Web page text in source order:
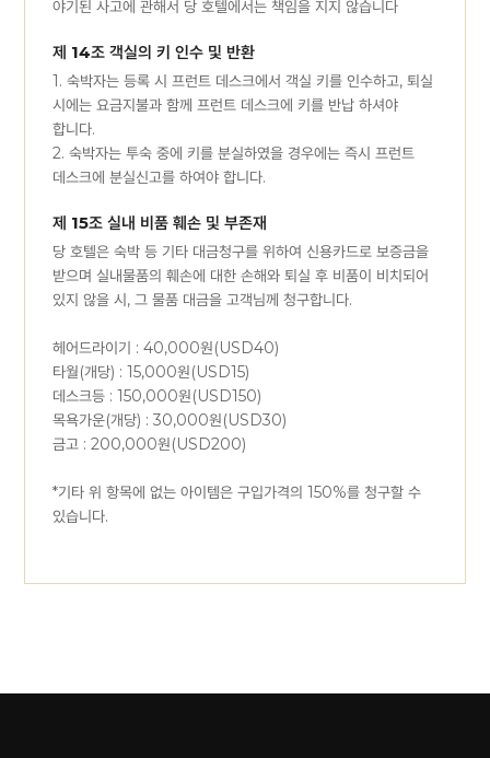
야기된 사고에 관해서 당 호텔에서는 책임을 지지 않습니다
제 14조 객실의 키 인수 및 반환
1. 숙박자는 등록 시 프런트 데스크에서 객실 키를 인수하고, 퇴실
시에는 요금지불과 함께 프런트 데스크에 키를 반납 하셔야
합니다.
2. 숙박자는 투숙 중에 키를 분실하였을 경우에는 즉시 프런트
데스크에 분실신고를 하여야 합니다.
제 15조 실내 비품 훼손 및 부존재
당 호텔은 숙박 등 기타 대금청구를 위하여 신용카드로 보증금을
받으며 실내물품의 훼손에 대한 손해와 퇴실 후 비품이 비치되어
있지 않을 시, 그 물품 대금을 고객님께 청구합니다.
헤어드라이기 : 40,000원(USD40)
타월(개당) : 15,000원(USD15)
데스크등 : 150,000원(USD150)
목욕가운(개당) : 30,000원(USD30)
금고 : 200,000원(USD200)
*기타 위 항목에 없는 아이템은 구입가격의 150%를 청구할 수
있습니다.